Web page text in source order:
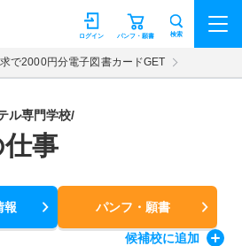
ン パンフ・願書
ログイン 検索
求で2000円分電子図書カードGET
ル専門学校/
事
報 パンフ・願書
候補校に追加